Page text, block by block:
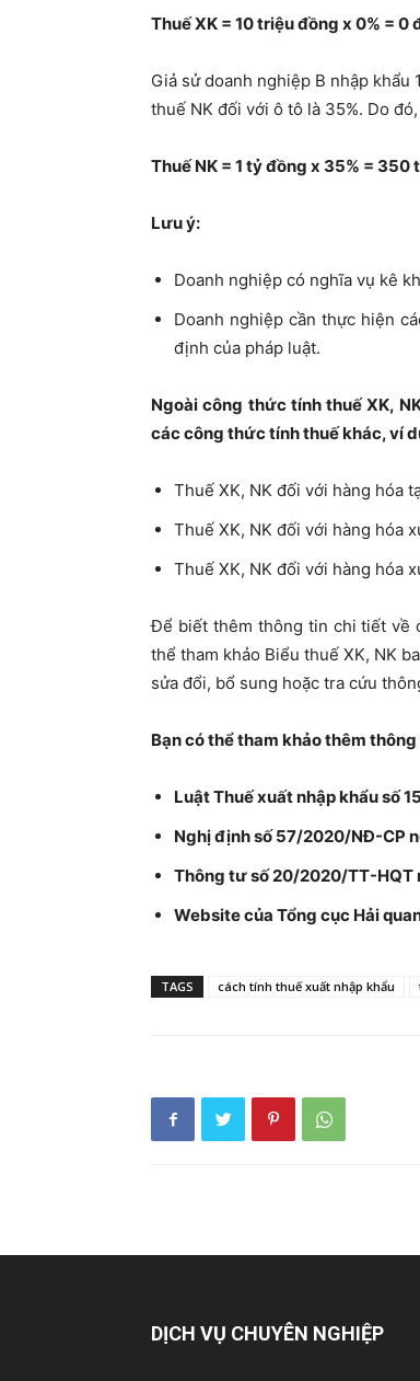
Thuế XK = 10 triệu đồng x 0% = 0
Giả sử doanh nghiệp B nhập khẩu
thuế NK đối với ô tô là 35%. Do
Thuế NK = 1 tỷ đồng x 35% = 350
Lưu ý:
Doanh nghiệp có nghĩa vụ kê
Doanh nghiệp cần thực hiện
định của pháp luật.
Ngoài công thức tính thuế XK,
các công thức tính thuế khác, ví
Thuế XK, NK đối với hàng hóa
Thuế XK, NK đối với hàng hóa
Thuế XK, NK đối với hàng hóa
Để biết thêm thông tin chi tiết về
thể tham khảo Biểu thuế XK, NK
sửa đổi, bổ sung hoặc tra cứu
Bạn có thể tham khảo thêm
Luật Thuế xuất nhập khẩu số
Nghị định số 57/2020/NĐ-CP
Thông tư số 20/2020/TT-HQT
Website của Tổng cục Hải
TAGS cách tính thuế xuất nhập khẩu
DỊCH VỤ CHUYÊN NGHIỆP